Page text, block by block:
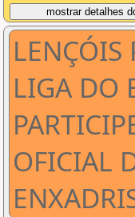
LENÇÓIS
LIGA DO
OFICIAL